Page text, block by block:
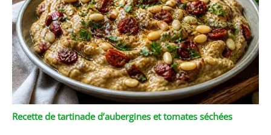
Recette de tartinade d’aubergines et tomates séchées